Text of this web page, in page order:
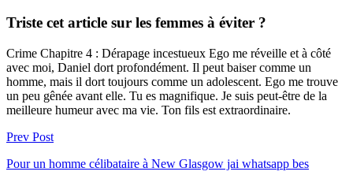
Triste cet article sur les femmes à éviter ?
Crime Chapitre 4 : Dérapage incestueux Ego me réveille et à côté
avec moi, Daniel dort profondément. Il peut baiser comme un
homme, mais il dort toujours comme un adolescent. Ego me trouve
un peu gênée avant elle. Tu es magnifique. Je suis peut-être de la
meilleure humeur avec ma vie. Ton fils est extraordinaire.
Prev Post
Pour un homme célibataire à New Glasgow jai whatsapp bes